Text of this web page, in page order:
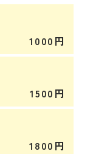
1000円
1500円
1800円